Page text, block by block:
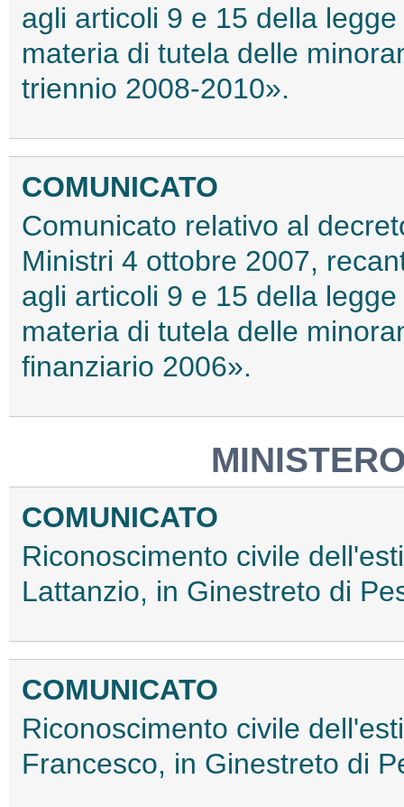
agli articoli 9 e 15 della
materia di tutela delle
triennio 2008-2010».
COMUNICATO
Comunicato relativo al
Ministri 4 ottobre 2007,
agli articoli 9 e 15 della
materia di tutela delle
finanziario 2006».
COMUNICATO
Riconoscimento civile
Lattanzio, in Ginestreto di
COMUNICATO
Riconoscimento civile
Francesco, in Ginestreto di